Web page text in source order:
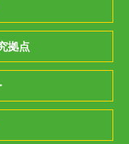
拠点